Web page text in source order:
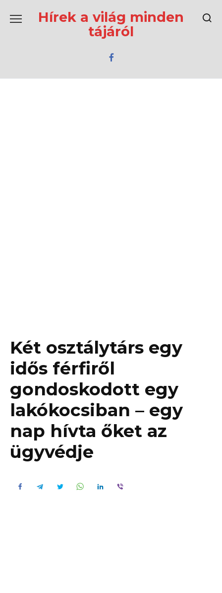
содержаниюHírek a világ minden
tájáról
Két osztálytárs egy
idős férfiről
gondoskodott egy
lakókocsiban – egy
nap hívta őket az
ügyvédje